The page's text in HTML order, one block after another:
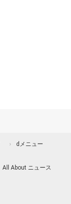
dメニュー
All About ニュース